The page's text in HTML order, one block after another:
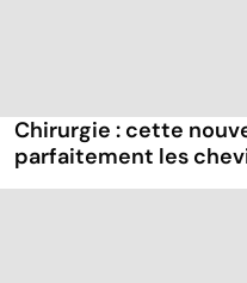
Chirurgie : cette
parfaitement les